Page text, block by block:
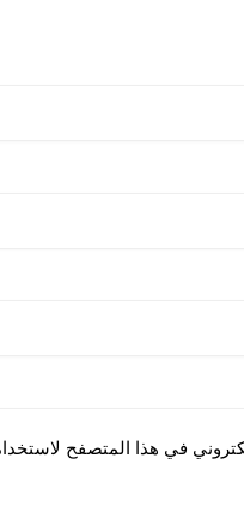
في هذا المتصفح